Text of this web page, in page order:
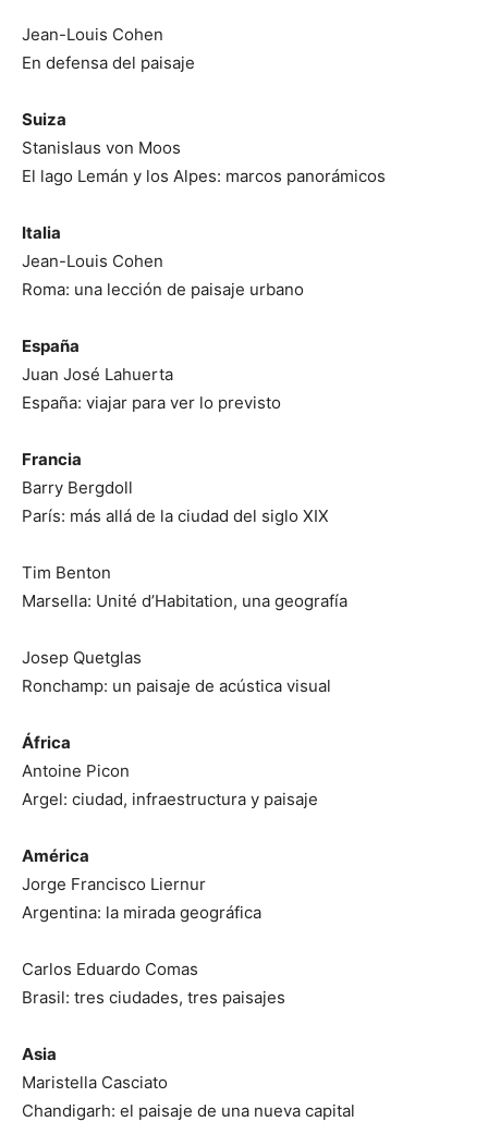
Jean-Louis Cohen
En defensa del paisaje
Suiza
Stanislaus von Moos
El lago Lemán y los Alpes: marcos panorámicos
Italia
Jean-Louis Cohen
Roma: una lección de paisaje urbano
España
Juan José Lahuerta
España: viajar para ver lo previsto
Francia
Barry Bergdoll
París: más allá de la ciudad del siglo XIX
Tim Benton
Marsella: Unité d’Habitation, una geografía
Josep Quetglas
Ronchamp: un paisaje de acústica visual
África
Antoine Picon
Argel: ciudad, infraestructura y paisaje
América
Jorge Francisco Liernur
Argentina: la mirada geográfica
Carlos Eduardo Comas
Brasil: tres ciudades, tres paisajes
Asia
Maristella Casciato
Chandigarh: el paisaje de una nueva capital